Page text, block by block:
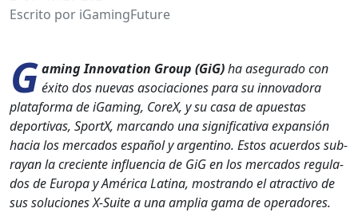
Escrito por iGamingFuture
Gam­ing Inno­va­tion Group (GiG)ha ase­gu­ra­do con
éxi­to dos nuevas aso­cia­ciones para su inno­vado­ra
platafor­ma de iGam­ing, CoreX, y su casa de apues­tas
deporti­vas, SportX, mar­can­do una sig­ni­fica­ti­va expan­sión
hacia los mer­ca­dos español y argenti­no. Estos acuer­dos sub­
rayan la cre­ciente influ­en­cia de GiG en los mer­ca­dos reg­u­la­
dos de Europa y Améri­ca Lati­na, mostran­do el atrac­ti­vo de
sus solu­ciones X‑Suite a una amplia gama de oper­adores.